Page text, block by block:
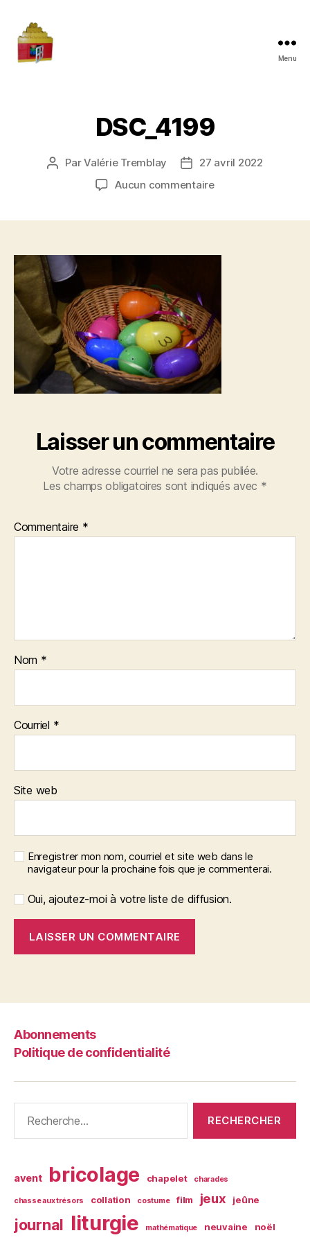
Menu
DSC_4199
Auteur
ParValérie Tremblay
Date
de
27 avril 2022
Aucun commentairesur
Laisser un commentaire
Votre adresse courriel ne sera pas publiée.
Les champs obligatoires sont indiqués avec *
Commentaire *
Nom *
Courriel *
Site web
Enregistrer mon nom, courriel et site web dans le
navigateur pour la prochaine fois que je commenterai.
Oui, ajoutez-moi à votre liste de diffusion.
Abonnements
Politique de confidentialité
avent bricolage chapelet charades
chasse aux trésors collation costume film jeux jeûne
journal liturgie mathématique neuvaine noël